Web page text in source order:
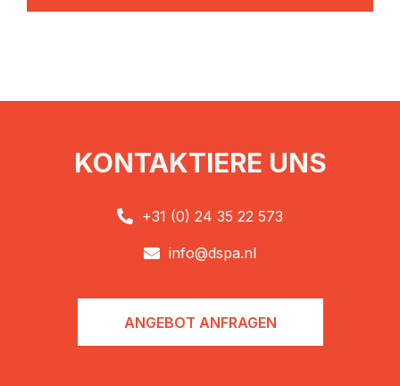
KONTAKTIERE UNS
 +31 (0) 24 35 22 573
 info@dspa.nl
ANGEBOT ANFRAGEN